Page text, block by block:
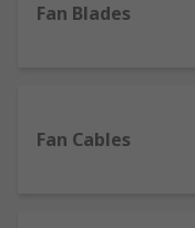
Choose from
Fan Blades
Fan Cables